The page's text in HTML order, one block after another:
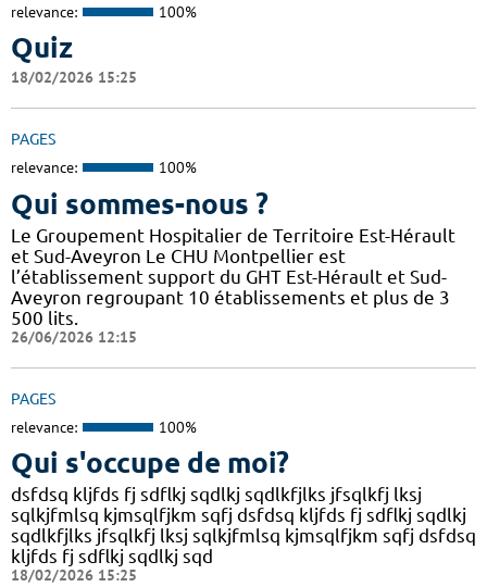
relevance: 100%
Quiz
18/02/2026 15:25
PAGES
relevance: 100%
Qui sommes-nous ?
Le Groupement Hospitalier de Territoire Est-Hérault
et Sud-Aveyron Le CHU Montpellier est
l’établissement support du GHT Est-Hérault et Sud-
Aveyron regroupant 10 établissements et plus de 3
500 lits.
26/06/2026 12:15
PAGES
relevance: 100%
Qui s'occupe de moi?
dsfdsq kljfds fj sdflkj sqdlkj sqdlkfjlks jfsqlkfj lksj
sqlkjfmlsq kjmsqlfjkm sqfj dsfdsq kljfds fj sdflkj sqdlkj
sqdlkfjlks jfsqlkfj lksj sqlkjfmlsq kjmsqlfjkm sqfj dsfdsq
kljfds fj sdflkj sqdlkj sqd
18/02/2026 15:25